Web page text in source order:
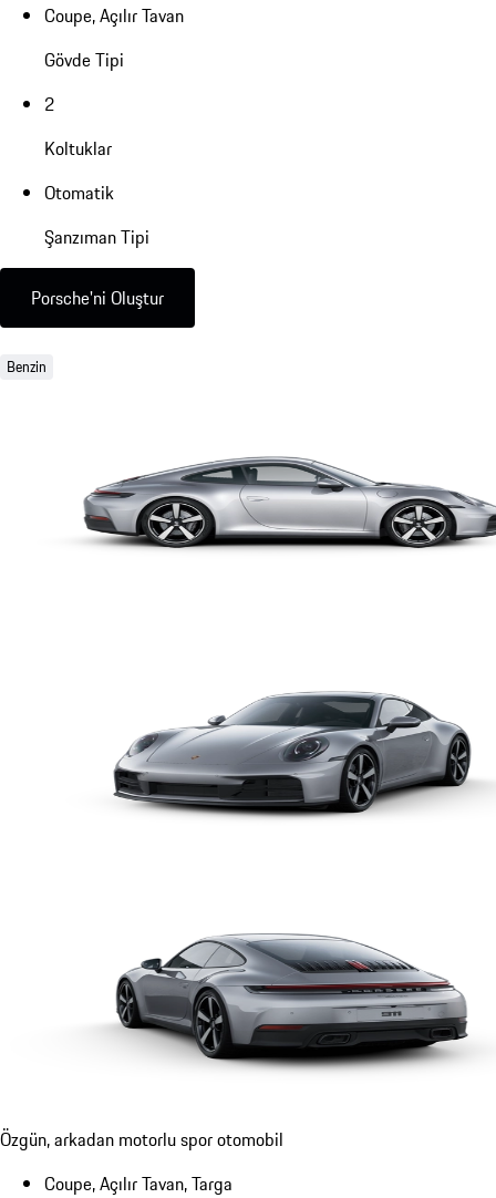
Coupe, Açılır Tavan
Gövde Tipi
2
Koltuklar
Otomatik
Şanzıman Tipi
Porsche'ni Oluştur
Benzin
Özgün, arkadan motorlu spor otomobil
Coupe, Açılır Tavan, Targa